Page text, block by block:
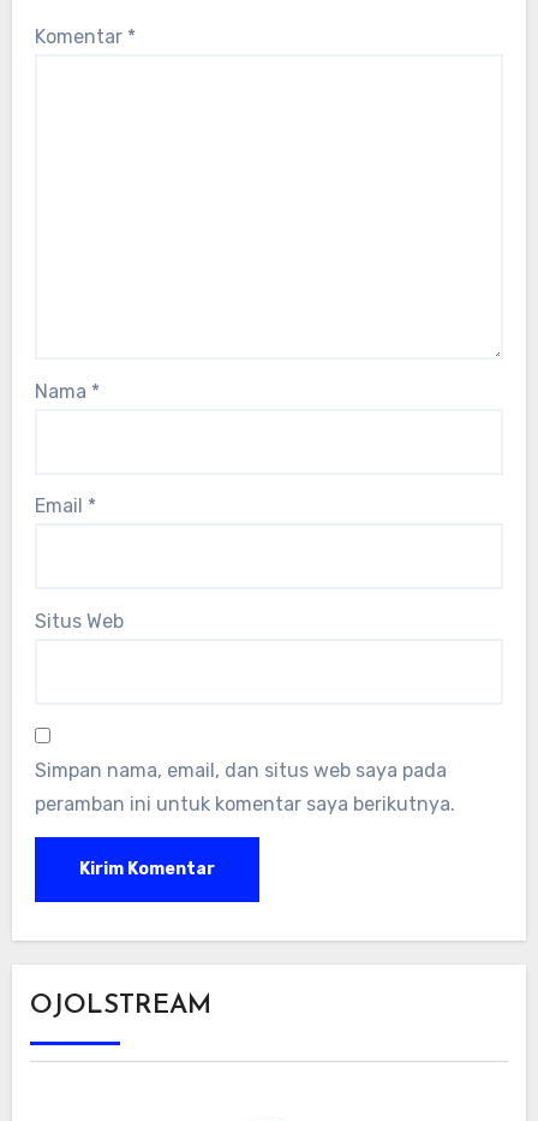
Komentar *
Nama *
Email *
Situs Web
Simpan nama, email, dan situs web saya pada
peramban ini untuk komentar saya berikutnya.
OJOLSTREAM